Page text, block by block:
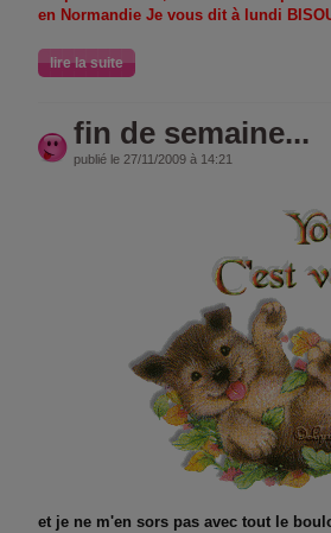
en Normandie Je vous dit à lundi
lire la suite
fin de semaine...
publié le 27/11/2009 à 14:21
et je ne m'en sors pas avec tout le